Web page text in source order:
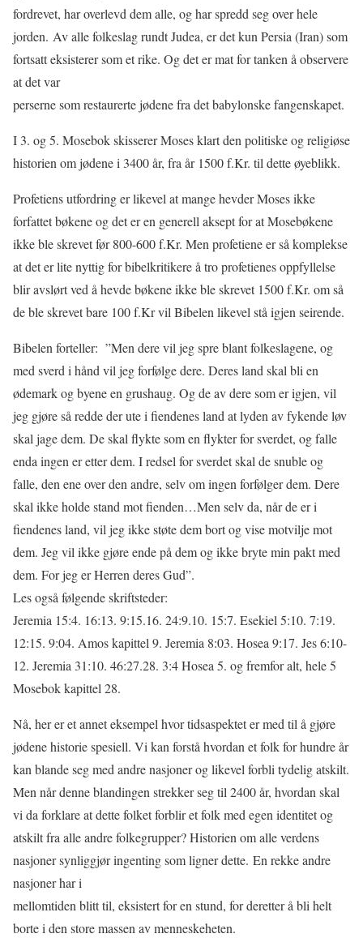
fordrevet, har overlevd dem alle, og har spredd seg over hele
jorden. Av alle folkeslag rundt Judea, er det kun Persia (Iran) som
fortsatt eksisterer som et rike. Og det er mat for tanken å observere
at det var
perserne som restaurerte jødene fra det babylonske fangenskapet.
I 3. og 5. Mosebok skisserer Moses klart den politiske og religiøse
historien om jødene i 3400 år, fra år 1500 f.Kr. til dette øyeblikk.
Profetiens utfordring er likevel at mange hevder Moses ikke
forfattet bøkene og det er en generell aksept for at Mosebøkene
ikke ble skrevet før 800-600 f.Kr. Men profetiene er så komplekse
at det er lite nyttig for bibelkritikere å tro profetienes oppfyllelse
blir avslørt ved å hevde bøkene ikke ble skrevet 1500 f.Kr. om så
de ble skrevet bare 100 f.Kr vil Bibelen likevel stå igjen seirende.
Bibelen forteller: ”Men dere vil jeg spre blant folkeslagene, og
med sverd i hånd vil jeg forfølge dere. Deres land skal bli en
ødemark og byene en grushaug. Og de av dere som er igjen, vil
jeg gjøre så redde der ute i fiendenes land at lyden av fykende løv
skal jage dem. De skal flykte som en flykter for sverdet, og falle
enda ingen er etter dem. I redsel for sverdet skal de snuble og
falle, den ene over den andre, selv om ingen forfølger dem. Dere
skal ikke holde stand mot fienden…Men selv da, når de er i
fiendenes land, vil jeg ikke støte dem bort og vise motvilje mot
dem. Jeg vil ikke gjøre ende på dem og ikke bryte min pakt med
dem. For jeg er Herren deres Gud”.
Les også følgende skriftsteder:
Jeremia 15:4. 16:13. 9:15.16. 24:9.10. 15:7. Esekiel 5:10. 7:19.
12:15. 9:04. Amos kapittel 9. Jeremia 8:03. Hosea 9:17. Jes 6:10-
12. Jeremia 31:10. 46:27.28. 3:4 Hosea 5. og fremfor alt, hele 5
Mosebok kapittel 28.
Nå, her er et annet eksempel hvor tidsaspektet er med til å gjøre
jødene historie spesiell. Vi kan forstå hvordan et folk for hundre år
kan blande seg med andre nasjoner og likevel forbli tydelig atskilt.
Men når denne blandingen strekker seg til 2400 år, hvordan skal
vi da forklare at dette folket forblir et folk med egen identitet og
atskilt fra alle andre folkegrupper? Historien om alle verdens
nasjoner synliggjør ingenting som ligner dette. En rekke andre
nasjoner har i
mellomtiden blitt til, eksistert for en stund, for deretter å bli helt
borte i den store massen av menneskeheten.